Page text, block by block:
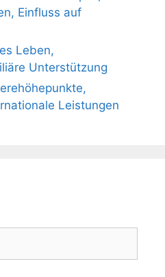
Einfluss auf
Leben,
Unterstützung
Leistungen